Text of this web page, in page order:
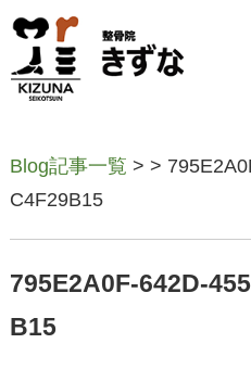
Blog記事一覧 > >
C4F29B15
795E2A0F-642D-
B15